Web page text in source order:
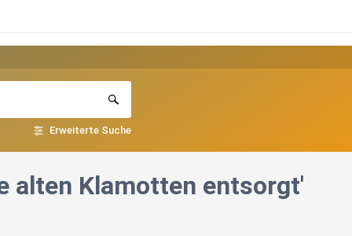
Erweiterte Suche
alten Klamotten entsorgt'